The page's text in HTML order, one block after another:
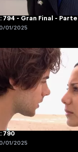
794 - Gran Final - Parte I
01/2025
790
01/2025